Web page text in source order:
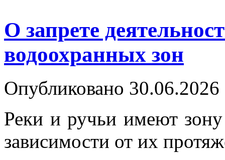
О запрете
водоохранных зон
Опубликовано
Реки и ручьи имеют
зависимости от их